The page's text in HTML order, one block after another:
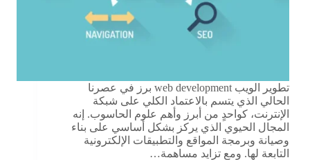
تطوير الويب web development برز في عصرنا
الحالي الذي يتسم بالاعتماد الكلي على شبكة
الإنترنت، كواحدٍ من أبرز وأهم علوم الحاسوب. إنه
المجال الحيوي الذي يركز بشكل أساسي على بناء
وصيانة وبرمجة المواقع والتطبيقات الإلكترونية
التابعة لها. ومع تزايد مساهمة…